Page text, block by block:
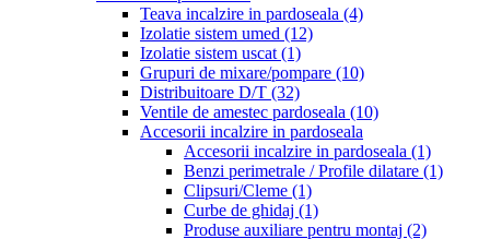
Teava incalzire in pardoseala (4)
Izolatie sistem umed (12)
Izolatie sistem uscat (1)
Grupuri de mixare/pompare (10)
Distribuitoare D/T (32)
Ventile de amestec pardoseala (10)
Accesorii incalzire in pardoseala
Accesorii incalzire in pardoseala (1)
Benzi perimetrale / Profile dilatare (1)
Clipsuri/Cleme (1)
Curbe de ghidaj (1)
Produse auxiliare pentru montaj (2)